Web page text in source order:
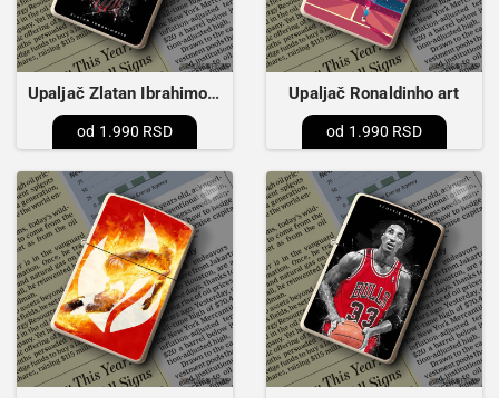
Upaljač Zlatan Ibrahimović
1.990 RSD
Upaljač Ronaldinho art
1.990 RSD